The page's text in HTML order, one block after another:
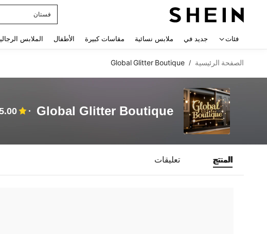
فستان
فئات جديد في ملابس نسائية مقاسات كبيرة الأطفال الملابس
الصفحة الرئيسية /
Global Glitter Boutique
Global Glitter Boutique
المنتج تعليقات